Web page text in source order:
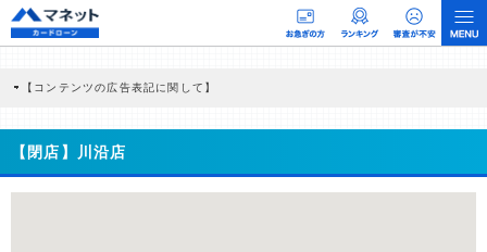
【コンテンツの広告表記に関して】
商品を根拠なくPRするものではなく、当編集部の調査／ユーザーへの口コミ収集な
どに基づき、公平性を担保した情報提供を行っています。
>提携企業一覧
【閉店】川沿店